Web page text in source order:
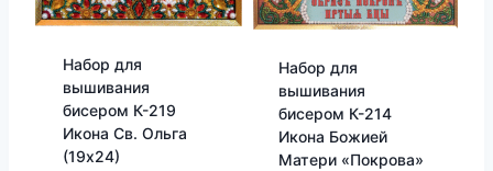
Набор для
вышивания
бисером К-219
Икона Св. Ольга
(19х24)
Набор для
вышивания
бисером К-214
Икона Божией
Матери «Покрова»